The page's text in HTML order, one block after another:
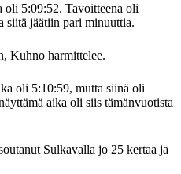
oli 5:09:52. Tavoitteena oli
siitä jäätiin pari minuuttia.
Kuhno harmittelee.
oli 5:10:59, mutta siinä oli
aika oli siis tämänvuotista
Sulkavalla jo 25 kertaa ja